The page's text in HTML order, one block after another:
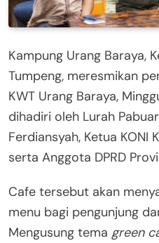
Kampung Urang Baraya,
Tumpeng, meresmikan
KWT Urang Baraya,
dihadiri oleh Lurah
Ferdiansyah, Ketua KONI
serta Anggota DPRD
Cafe tersebut akan
menu bagi pengunjung
Mengusung tema green